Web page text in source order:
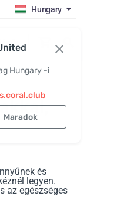
Hungary -i
Maradok
Hungary
,
és
legyen.
az egészséges